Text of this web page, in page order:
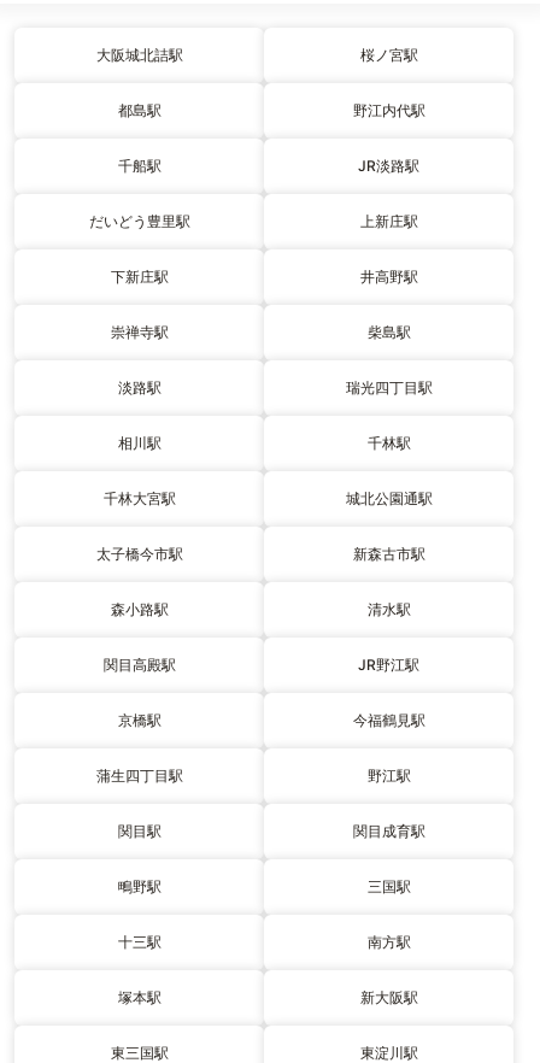
大阪城北詰駅 桜ノ宮駅
都島駅 野江内代駅
千船駅 JR淡路駅
だいどう豊里駅 上新庄駅
下新庄駅 井高野駅
崇禅寺駅 柴島駅
淡路駅 瑞光四丁目駅
相川駅 千林駅
千林大宮駅 城北公園通駅
太子橋今市駅 新森古市駅
森小路駅 清水駅
関目高殿駅 JR野江駅
京橋駅 今福鶴見駅
蒲生四丁目駅 野江駅
関目駅 関目成育駅
鴫野駅 三国駅
十三駅 南方駅
塚本駅 新大阪駅
東三国駅 東淀川駅